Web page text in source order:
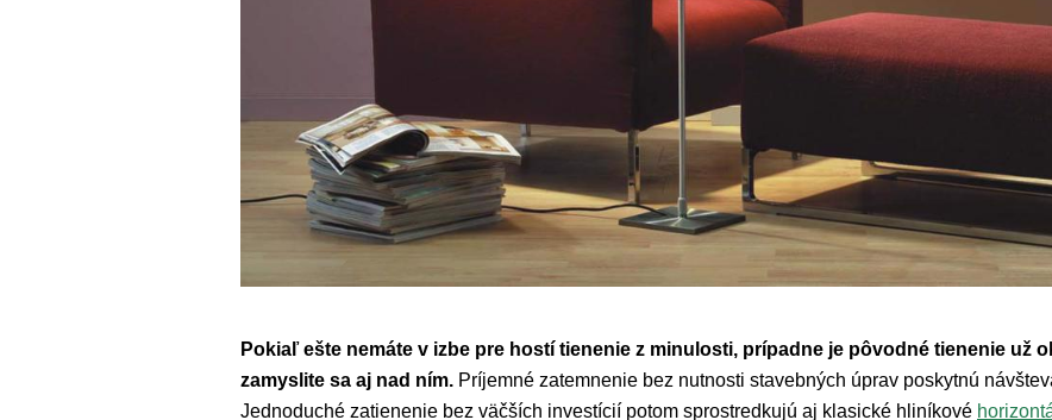
Pokiaľ ešte nemáte v izbe pre hostí tienenie z minulosti, prípadne je pôvodné tienenie už
zamyslite sa aj nad ním. Príjemné zatemnenie bez nutnosti stavebných úprav poskytnú
Jednoduché zatienenie bez väčších investícií potom sprostredkujú aj klasické hliníkové